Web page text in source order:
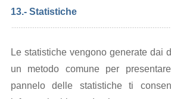
13.- Statistiche
Le statistiche vengono generate dai
un metodo comune per
pannelo delle statistiche ti